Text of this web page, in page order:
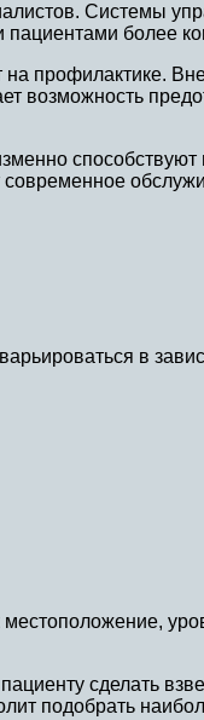
Системы
пациентами более
профилактике.
в
сделать
подобрать